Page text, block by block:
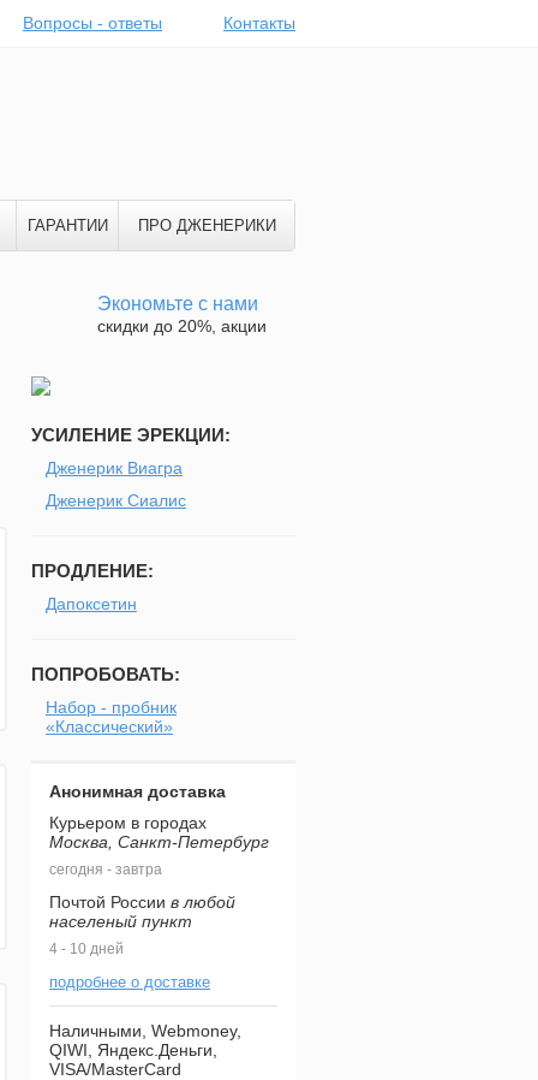
Вопросы - ответы Контакты
ГАРАНТИИ ПРО ДЖЕНЕРИКИ
Экономьте с нами
скидки до 20%, акции
УСИЛЕНИЕ ЭРЕКЦИИ:
Дженерик Виагра
Дженерик Сиалис
ПРОДЛЕНИЕ:
Дапоксетин
ПОПРОБОВАТЬ:
Набор - пробник
«Классический»
Анонимная доставка
Курьером в городах
Москва, Санкт-Петербург
сегодня - завтра
Почтой России в любой
населеный пункт
4 - 10 дней
подробнее о доставке
Наличными, Webmoney,
QIWI, Яндекс.Деньги,
VISA/MasterCard